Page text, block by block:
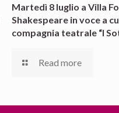
Martedì 8 luglio a Villa
Shakespeare in voce a
compagnia teatrale “I
Read more